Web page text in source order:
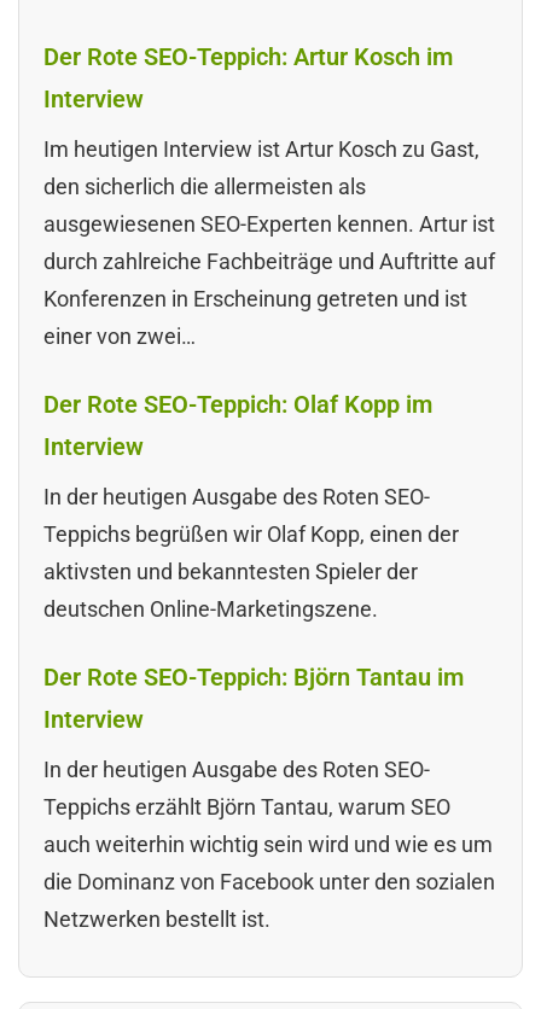
Der Rote SEO-Teppich: Artur Kosch im
Interview
Im heutigen Interview ist Artur Kosch zu Gast,
den sicherlich die allermeisten als
ausgewiesenen SEO-Experten kennen. Artur ist
durch zahlreiche Fachbeiträge und Auftritte auf
Konferenzen in Erscheinung getreten und ist
einer von zwei…
Der Rote SEO-Teppich: Olaf Kopp im
Interview
In der heutigen Ausgabe des Roten SEO-
Teppichs begrüßen wir Olaf Kopp, einen der
aktivsten und bekanntesten Spieler der
deutschen Online-Marketingszene.
Der Rote SEO-Teppich: Björn Tantau im
Interview
In der heutigen Ausgabe des Roten SEO-
Teppichs erzählt Björn Tantau, warum SEO
auch weiterhin wichtig sein wird und wie es um
die Dominanz von Facebook unter den sozialen
Netzwerken bestellt ist.